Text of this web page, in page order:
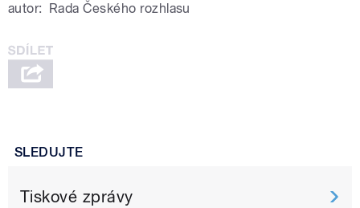
autor: Rada Českého rozhlasu
SLEDUJTE
Tiskové zprávy